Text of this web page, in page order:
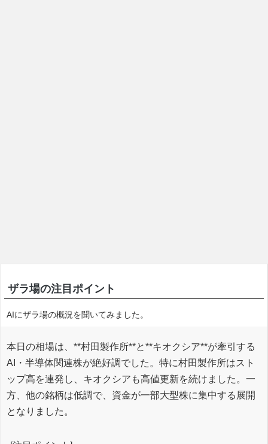
ザラ場の注目ポイント
AIにザラ場の概況を聞いてみました。
本日の相場は、**村田製作所**と**キオクシア**が牽引する
AI・半導体関連株が絶好調でした。特に村田製作所はスト
ップ高を連発し、キオクシアも高値更新を続けました。一
方、他の銘柄は低調で、資金が一部大型株に集中する展開
となりました。